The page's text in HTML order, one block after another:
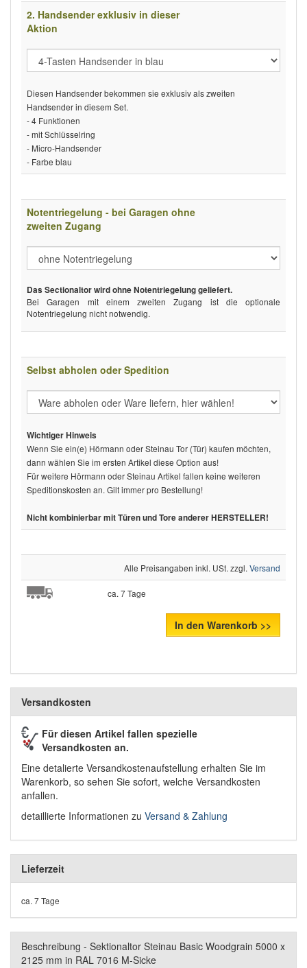
2. Handsender exklusiv in dieser
Aktion
Diesen Handsender bekommen sie exklusiv als zweiten
Handsender in diesem Set.
- 4 Funktionen
- mit Schlüsselring
- Micro-Handsender
- Farbe blau
Notentriegelung - bei Garagen ohne
zweiten Zugang
Das Sectionaltor wird ohne Notentriegelung geliefert.
Bei Garagen mit einem zweiten Zugang ist die optionale
Notentriegelung nicht notwendig.
Selbst abholen oder Spedition
Wichtiger Hinweis
Wenn Sie ein(e) Hörmann oder Steinau Tor (Tür) kaufen möchten,
dann wählen Sie im ersten Artikel diese Option aus!
Für weitere Hörmann oder Steinau Artikel fallen keine weiteren
Speditionskosten an. Gilt immer pro Bestellung!
Nicht kombinierbar mit Türen und Tore anderer HERSTELLER!
Alle Preisangaben inkl. USt. zzgl. Versand
ca. 7 Tage
In den Warenkorb >>
Versandkosten
Für diesen Artikel fallen spezielle
Versandkosten an.
Eine detalierte Versandkostenaufstellung erhalten Sie im
Warenkorb, so sehen Sie sofort, welche Versandkosten
anfallen.
detaillierte Informationen zu Versand & Zahlung
Lieferzeit
ca. 7 Tage
Beschreibung - Sektionaltor Steinau Basic Woodgrain 5000 x
2125 mm in RAL 7016 M-Sicke